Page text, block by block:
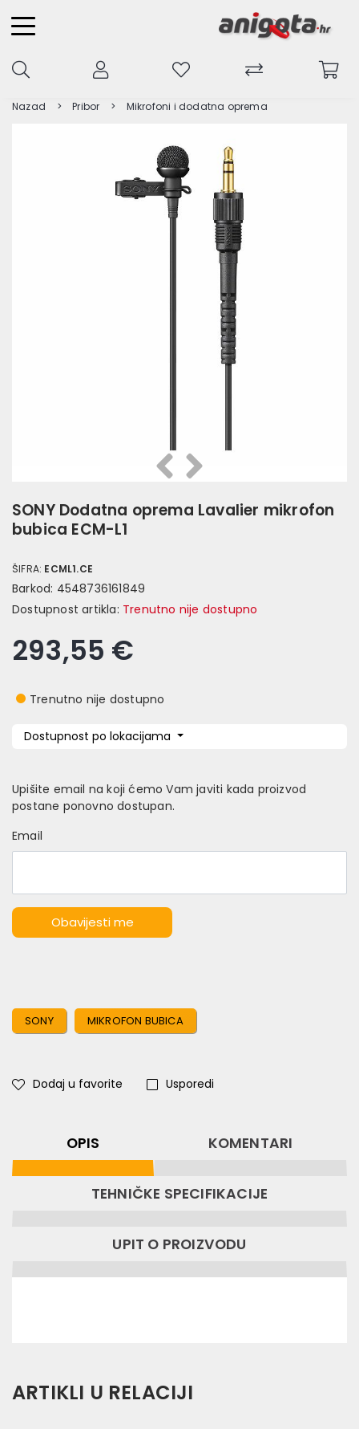
Nazad Pribor Mikrofoni i dodatna oprema
PrethodnaSlijedeća
SONY Dodatna oprema Lavalier mikrofon
bubica ECM-L1
ŠIFRA: ECML1.CE
Barkod: 4548736161849
Dostupnost artikla: Trenutno nije dostupno
293,55 €
Trenutno nije dostupno
Dostupnost po lokacijama
Upišite email na koji ćemo Vam javiti kada proizvod
postane ponovno dostupan.
Email
Obavijesti me
SONY MIKROFON BUBICA
Dodaj u favorite Usporedi
OPIS KOMENTARI
TEHNIČKE SPECIFIKACIJE
UPIT O PROIZVODU
ARTIKLI U RELACIJI